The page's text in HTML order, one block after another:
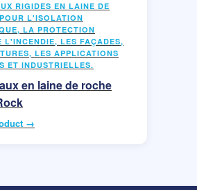
RIGIDES EN LAINE DE
L'ISOLATION
LA PROTECTION
L'INCENDIE, LES FAÇADES,
LES APPLICATIONS
ET INDUSTRIELLES.
en laine de roche
→